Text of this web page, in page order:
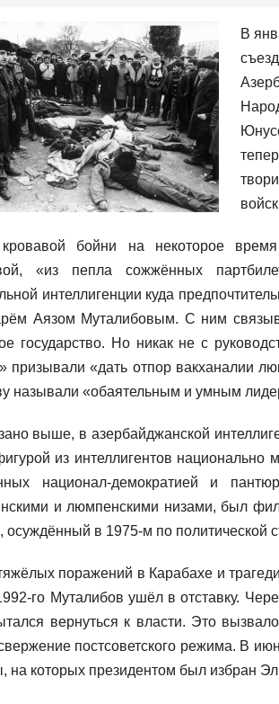
В
бойни на некоторое
«из пепла сожжённых
интеллигенции куда
Аязом Муталибовым. С ним
государство. Но никак не с
призывали «дать отпор вакханалии
называли «обаятельным и умным
выше, в азербайджанской
из интеллигентов
национал-демократией и
и люмпенскими низами, был
осуждённый в 1975-м по политической
поражений в Карабахе и
го Муталибов ушёл в отставку.
вернуться к власти. Это
постсоветского режима. В
на которых президентом был избран